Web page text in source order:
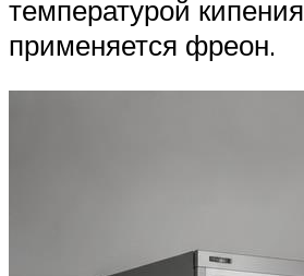
температурой кипения
применяется фреон.